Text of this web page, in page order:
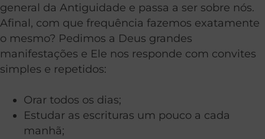
general da Antiguidade e passa a ser sobre nós.
Afinal, com que frequência fazemos exatamente
o mesmo? Pedimos a Deus grandes
manifestações e Ele nos responde com convites
simples e repetidos:
Orar todos os dias;
Estudar as escrituras um pouco a cada
manhã;